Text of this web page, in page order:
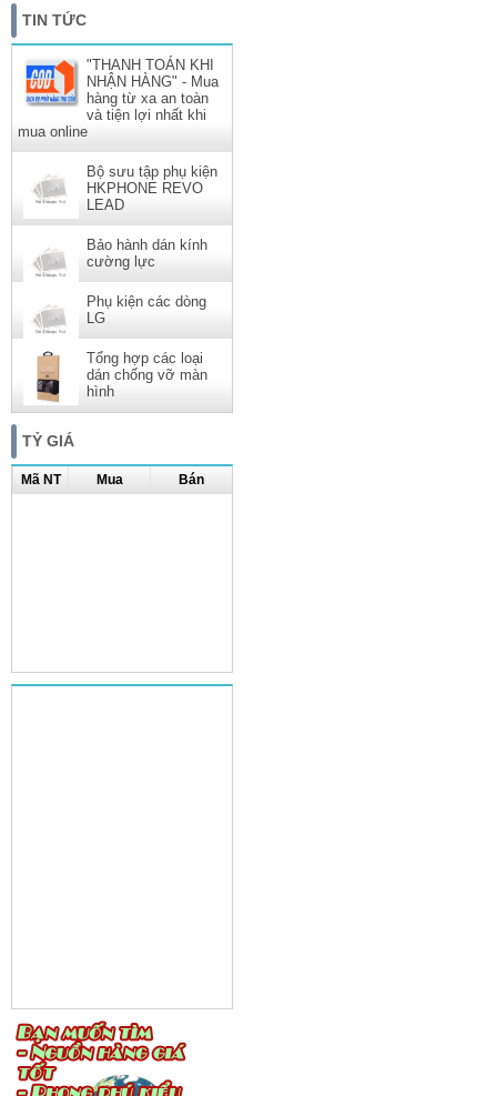
TIN TỨC
"THANH TOÁN KHI
NHẬN HÀNG" - Mua
hàng từ xa an toàn
và tiện lợi nhất khi
mua online
Bộ sưu tập phụ kiện
HKPHONE REVO
LEAD
Bảo hành dán kính
cường lực
Phụ kiện các dòng
LG
Tổng hợp các loại
dán chống vỡ màn
hình
TỶ GIÁ
Mã NT Mua Bán